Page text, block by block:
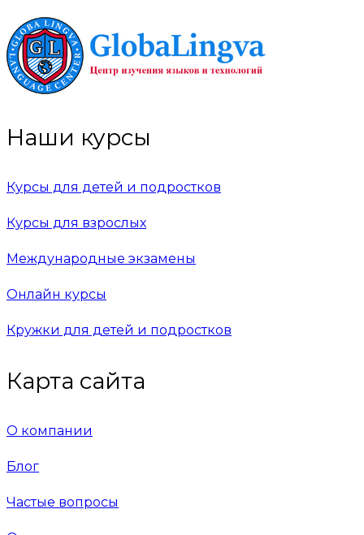
Наши курсы
Курсы для детей и подростков
Курсы для взрослых
Международные экзамены
Онлайн курсы
Кружки для детей и подростков
Карта сайта
О компании
Блог
Частые вопросы